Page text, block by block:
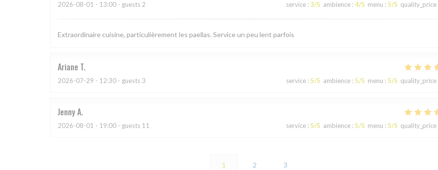
2026-08-01 - 13:00 - guests 2 service : 3/5 ambience : 4/5 menu : 5/5 quality_price
Extraordinaire cuisine, particulièrement les paellas. Service un peu lent parfois
Ariane T
2026-07-29 - 12:30 - guests 3 service : 5/5 ambience : 5/5 menu : 5/5 quality_price
JennyA
2026-08-01 - 19:00 - guests 11 service : 5/5 ambience : 5/5 menu : 5/5 quality_price
1 2 3